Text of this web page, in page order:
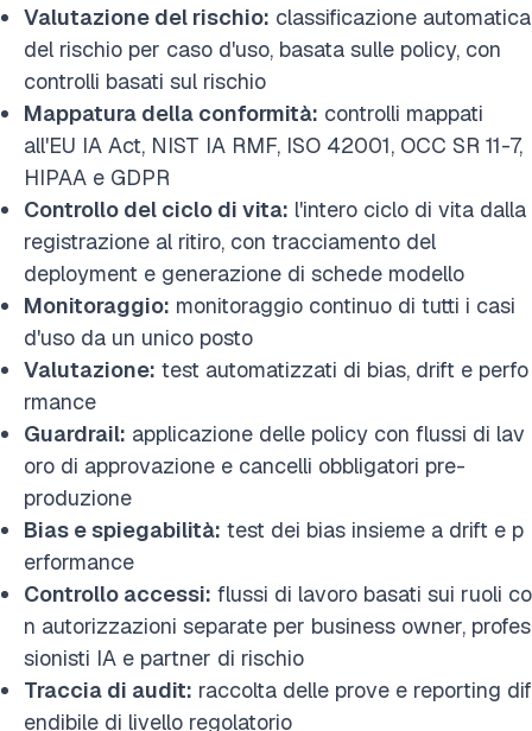
Valutazione del rischio: classificazione automatica
del rischio per caso d'uso, basata sulle policy, con
controlli basati sul rischio
Mappatura della conformità: controlli mappati
all'EU IA Act, NIST IA RMF, ISO 42001, OCC SR 11-7,
HIPAA e GDPR
Controllo del ciclo di vita: l'intero ciclo di vita dalla
registrazione al ritiro, con tracciamento del
deployment e generazione di schede modello
Monitoraggio: monitoraggio continuo di tutti i casi
d'uso da un unico posto
Valutazione: test automatizzati di bias, drift e perfo
rmance
Guardrail: applicazione delle policy con flussi di lav
oro di approvazione e cancelli obbligatori pre-
produzione
Bias e spiegabilità: test dei bias insieme a drift e p
erformance
Controllo accessi: flussi di lavoro basati sui ruoli co
n autorizzazioni separate per business owner, profes
sionisti IA e partner di rischio
Traccia di audit: raccolta delle prove e reporting dif
endibile di livello regolatorio